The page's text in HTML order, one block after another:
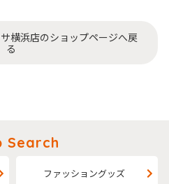
横浜店のショップページへ戻
る
Search
ファッショングッズ